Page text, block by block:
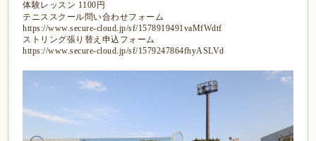
体験レッスン 1100円
テニススクール問い合わせフォーム
https://www.secure-cloud.jp/sf/1578919491vaMfWdtf
ストリング張り替え申込フォーム
https://www.secure-cloud.jp/sf/1579247864fhyASLVd